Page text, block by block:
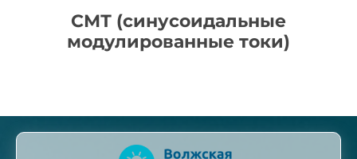
СМТ (синусоидальные
модулированные токи)